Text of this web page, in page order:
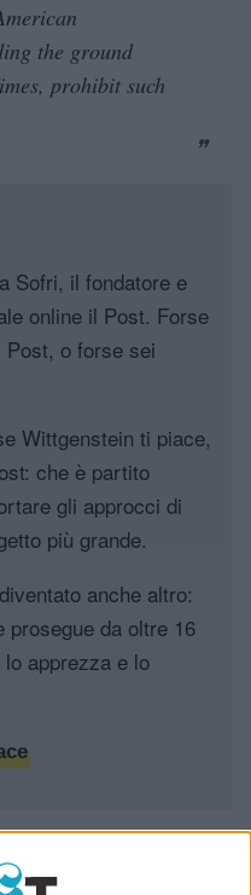
the ground
prohibit such
Sofri, il fondatore e
online il Post. Forse
o forse sei
Wittgenstein ti piace,
che è partito
gli approcci di
più grande.
anche altro:
prosegue da oltre 16
apprezza e lo